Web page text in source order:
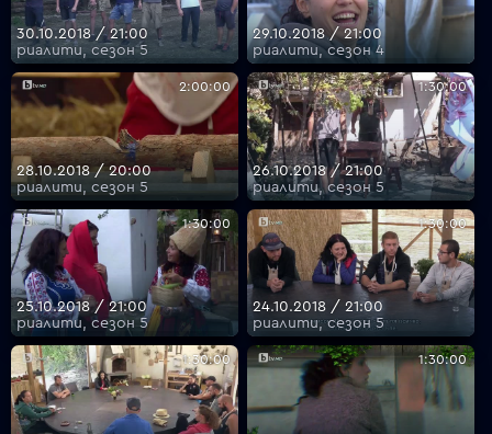
30.10.2018 / 21:00
риалити, сезон 5
29.10.2018 / 21:00
риалити, сезон 4
2:00:00
28.10.2018 / 20:00
риалити, сезон 5
1:30:00
26.10.2018 / 21:00
риалити, сезон 5
1:30:00
25.10.2018 / 21:00
риалити, сезон 5
1:30:00
24.10.2018 / 21:00
риалити, сезон 5
1:30:00 1:30:00